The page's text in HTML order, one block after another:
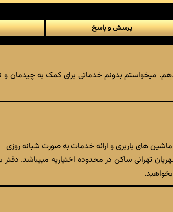
پرسش و پاسخ
میخواستم بدونم خدماتی برای کمک به
های باربری و ارائه خدمات به صورت شبانه روزی
تهرانی ساکن در محدوده اختیاریه مییباشد. دفتر